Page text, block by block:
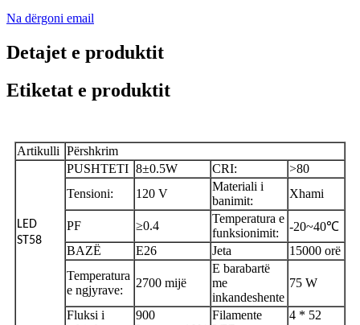
Na dërgoni email
Detajet e produktit
Etiketat e produktit
Artikulli Përshkrim
LED
ST58
PUSHTETI 8±0.5W CRI:
>80
Tensioni:
120 V
Materiali i
banimit:
Xhami
PF ≥0.4
Temperatura e
funksionimit:
-20~40℃
BAZË
E26 Jeta
15000 orë
Temperatura
e ngjyrave:
2700 mijë
E barabartë
me
inkandeshente
75 W
Fluksi i
900
Filamente
4 * 52